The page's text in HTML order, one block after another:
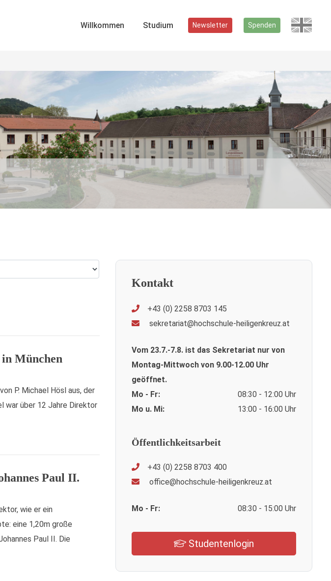
Willkommen Studium Newsletter Spenden
in München
P. Michael Hösl aus, der
war über 12 Jahre Direktor
Paul II.
wie er ein
eine 1,20m große
Paul II. Die
Kontakt
+43 (0) 2258 8703 145
sekretariat@hochschule-heiligenkreuz.at
Vom 23.7.-7.8. ist das Sekretariat nur von
Montag-Mittwoch von 9.00-12.00 Uhr
geöffnet.
Mo - Fr:
08:30 - 12:00 Uhr
Mo u. Mi:
13:00 - 16:00 Uhr
Öffentlichkeitsarbeit
+43 (0) 2258 8703 400
office@hochschule-heiligenkreuz.at
Mo - Fr: 08:30 - 15:00 Uhr
Studentenlogin